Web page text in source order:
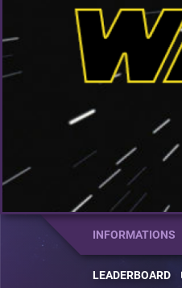
INFORMATIONS
LEADERBOARD